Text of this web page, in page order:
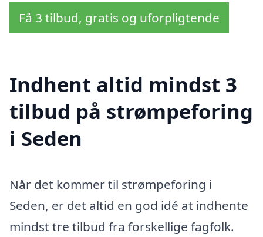
Få 3 tilbud, gratis og uforpligtende
Indhent altid mindst 3
tilbud på strømpeforing
i Seden
Når det kommer til strømpeforing i
Seden, er det altid en god idé at indhente
mindst tre tilbud fra forskellige fagfolk.